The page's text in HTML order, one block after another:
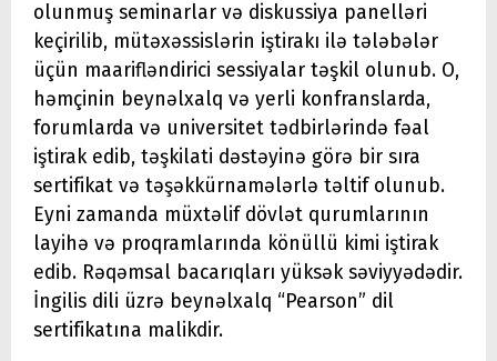
olunmuş seminarlar və diskussiya panelləri
keçirilib, mütəxəssislərin iştirakı ilə tələbələr
üçün maarifləndirici sessiyalar təşkil olunub. O,
həmçinin beynəlxalq və yerli konfranslarda,
forumlarda və universitet tədbirlərində fəal
iştirak edib, təşkilati dəstəyinə görə bir sıra
sertifikat və təşəkkürnamələrlə təltif olunub.
Eyni zamanda müxtəlif dövlət qurumlarının
layihə və proqramlarında könüllü kimi iştirak
edib. Rəqəmsal bacarıqları yüksək səviyyədədir.
İngilis dili üzrə beynəlxalq “Pearson” dil
sertifikatına malikdir.